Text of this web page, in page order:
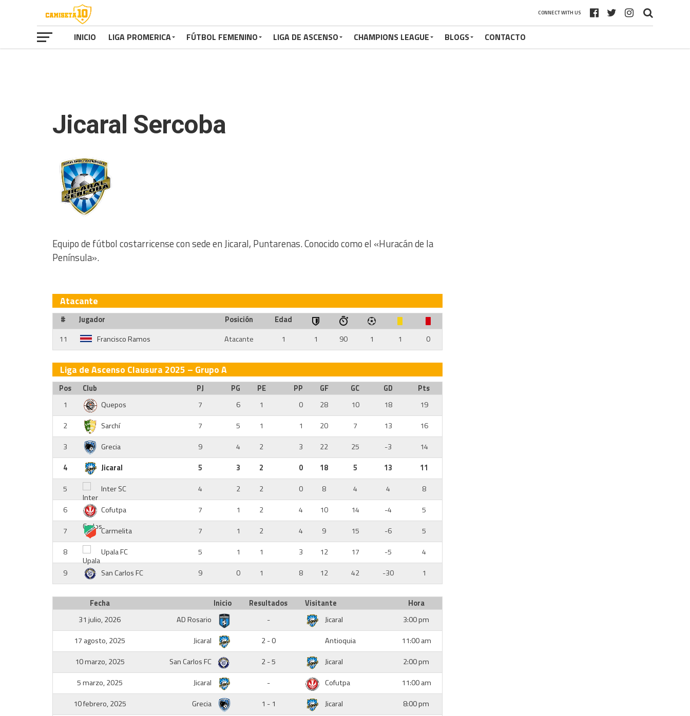
CONNECT WITH US
INICIO LIGA PROMERICA FÚTBOL FEMENINO LIGA DE ASCENSO CHAMPIONS LEAGUE BLOGS CONTACTO
Jicaral Sercoba
Equipo de fútbol costarricense con sede en Jicaral, Puntarenas. Conocido como el «Huracán de la
Península».
Atacante
# Jugador Posición
Edad
11
Francisco Ramos Atacante 1 1 90 1 1 0
Liga de Ascenso Clausura 2025 – Grupo A
Pos Club PJ PG PE PP GF GC GD
Pts
1
Quepos 7 6 1 0 28 10 18
19
2
Sarchí 7 5 1 1 20 7 13
16
3
Grecia 9 4 2 3 22 25 -3
14
4
Jicaral 5 3 2 0 18 5 13
11
5
Inter SC 4 2 2 0 8 4 4
8
6
Cofutpa 7 1 2 4 10 14 -4
5
7
Carmelita 7 1 2 4 9 15 -6
5
8
Upala FC 5 1 1 3 12 17 -5
4
9
San Carlos FC 9 0 1 8 12 42 -30 1
Fecha Inicio Resultados Visitante
Hora
31 julio, 2026
AD Rosario - Jicaral
3:00 pm
17 agosto, 2025
Jicaral 2 - 0 Antioquia
11:00 am
10 marzo, 2025
San Carlos FC 2 - 5 Jicaral
2:00 pm
5 marzo, 2025
Jicaral - Cofutpa
11:00 am
10 febrero, 2025
Grecia 1 - 1 Jicaral
8:00 pm